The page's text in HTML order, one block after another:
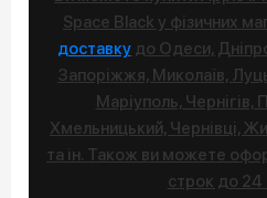
Space Black у фізичних
доставкудо Одеси,
Запоріжжя, Миколаїв,
Маріуполь, Чернігів,
Хмельницький, Чернівці,
та ін. Також ви можете
строк до 24